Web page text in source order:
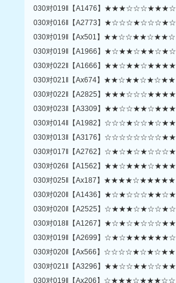
030对019‖【A1476】
030对016‖【A2773】
030对019‖【Ax501】
030对019‖【A1966】
030对022‖【A1666】
030对021‖【Ax674】
030对022‖【A2825】
030对023‖【A3309】
030对014‖【A1982】
030对013‖【A3176】
030对017‖【A2762】
030对026‖【A1562】
030对025‖【Ax187】
030对020‖【A1436】
030对020‖【A2525】
030对018‖【A1267】
030对019‖【A2699】
030对020‖【Ax566】
030对021‖【A3296】
030对019‖【Ax206】